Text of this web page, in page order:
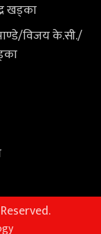
खड्का
विजय के.सी./